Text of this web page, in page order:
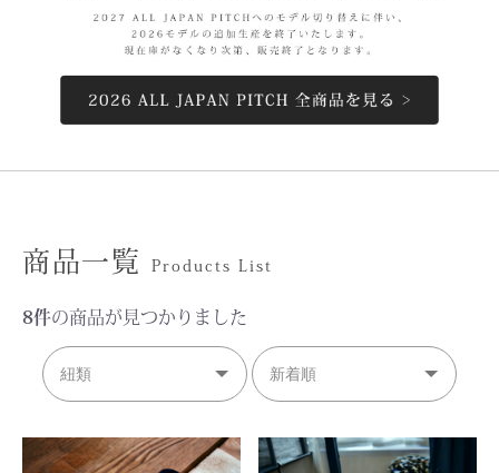
商品一覧 Products List
8件の商品が見つかりました